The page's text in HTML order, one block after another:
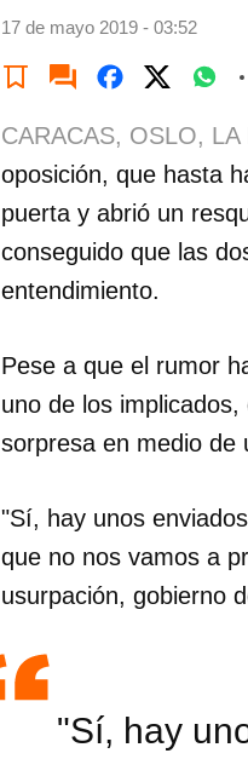
17 de mayo 2019 - 03:52
CARACAS, OSLO, LA
oposición, que hasta
puerta y abrió un
conseguido que las
entendimiento.
Pese a que el rumor
uno de los
sorpresa en medio de
"Sí, hay unos
que no nos vamos a
usurpación, gobierno
"Sí, hay